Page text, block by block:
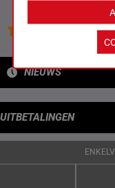
Jouw favoriete
NIEUWS
UITBETALINGEN